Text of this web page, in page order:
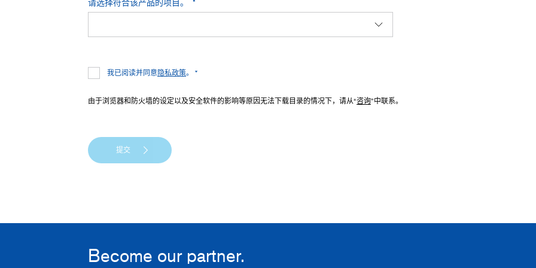
请选择符合该产品的项目。
我已阅读并同意隐私政策。 *
由于浏览器和防火墙的设定以及安全软件的影响等原因无法下载目录的情况下，请从“咨询”中联系。
提交
Become our partner.